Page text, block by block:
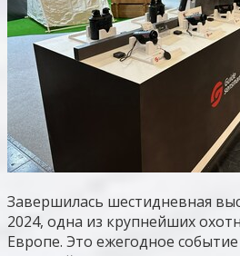
Завершилась шестидневная
2024, одна из крупнейших
Европе. Это ежегодное